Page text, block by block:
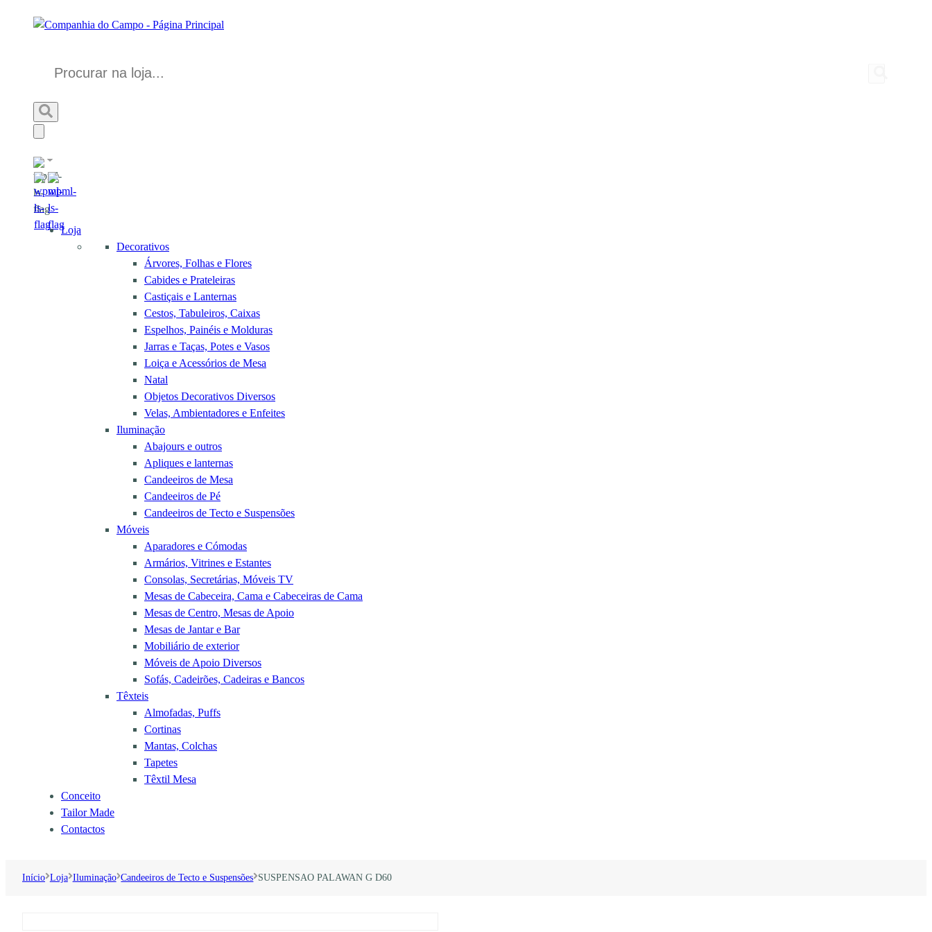
Loja
Decorativos
Árvores, Folhas e Flores
Cabides e Prateleiras
Castiçais e Lanternas
Cestos, Tabuleiros, Caixas
Espelhos, Painéis e Molduras
Jarras e Taças, Potes e Vasos
Loiça e Acessórios de Mesa
Natal
Objetos Decorativos Diversos
Velas, Ambientadores e Enfeites
Iluminação
Abajours e outros
Apliques e lanternas
Candeeiros de Mesa
Candeeiros de Pé
Candeeiros de Tecto e Suspensões
Móveis
Aparadores e Cómodas
Armários, Vitrines e Estantes
Consolas, Secretárias, Móveis TV
Mesas de Cabeceira, Cama e Cabeceiras de Cama
Mesas de Centro, Mesas de Apoio
Mesas de Jantar e Bar
Mobiliário de exterior
Móveis de Apoio Diversos
Sofás, Cadeirões, Cadeiras e Bancos
Têxteis
Almofadas, Puffs
Cortinas
Mantas, Colchas
Tapetes
Têxtil Mesa
Conceito
Tailor Made
Contactos
Início Loja Iluminação Candeeiros de Tecto e Suspensões SUSPENSAO PALAWAN G D60